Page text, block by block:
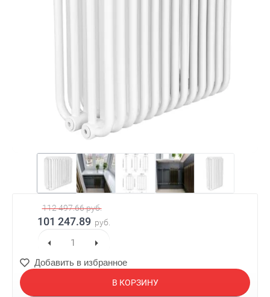
Добавить в избранное
112 497.66руб.
101 247.89 руб.
В КОРЗИНУ